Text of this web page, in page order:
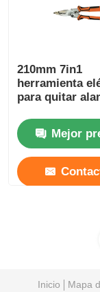
210mm 7in1
herramienta
para quitar
Mejor
Inicio Mapa